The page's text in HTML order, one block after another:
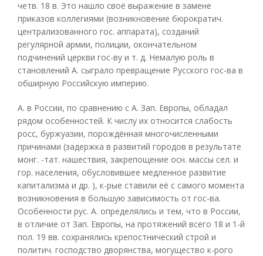
четв. 18 в. Это нашло своё выражение в замене
приказов коллегиями (возникновение бюрократич.
централизованного гос. аппарата), созданий
регулярной армии, полиции, окончательном
подчинений церкви гос-ву и т. д. Немалую роль в
становлений А. сыграло превращение Русского гос-ва в
обширную Российскую империю.
А. в России, по сравнению с А. Зап. Европы, обладал
рядом особенностей. К числу их относится слабость
росс, буржуазии, порождённая многочисленными
причинами (задержка в развитий городов в результате
монг. -тат. нашествия, закрепощение осн. массы сел. и
гор. населения, обусловившее медленное развитие
капитализма и др. ), к-рые ставили её с самого момента
возникновения в большую зависимость от гос-ва.
Особенности рус. А. определялись и тем, что в России,
в отличие от Зап. Европы, на протяжений всего 18 и 1-й
пол. 19 вв. сохранялись крепостнический строй и
политич. господство дворянства, могущество к-рого